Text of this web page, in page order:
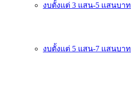
งบตั้งเเต่ 3 แสน-5 เเสนบาท
งบตั้งเเต่ 5 แสน-7 เเสนบาท